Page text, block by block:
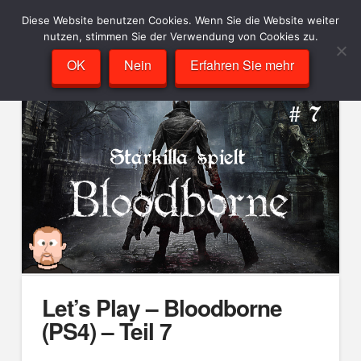
Let’s Play – Bloodborne
(PS4) – Teil 7
Diese Website benutzen Cookies. Wenn Sie die Website weiter
nutzen, stimmen Sie der Verwendung von Cookies zu.
OK Nein Erfahren Sie mehr